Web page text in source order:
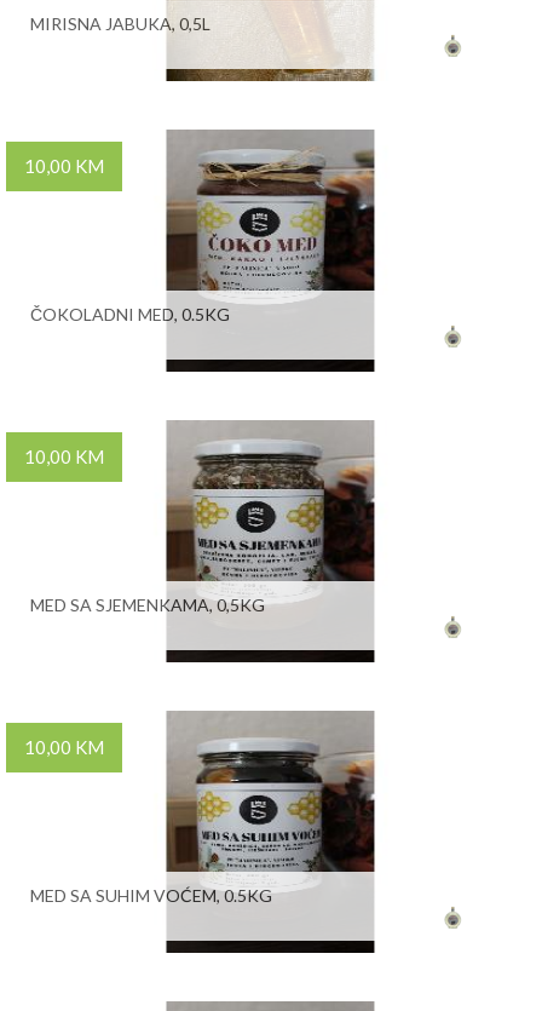
MIRISNA JABUKA, 0,5L
10,00 KM
ČOKOLADNI MED, 0.5KG
10,00 KM
MED SA SJEMENKAMA, 0,5KG
10,00 KM
MED SA SUHIM VOĆEM, 0.5KG